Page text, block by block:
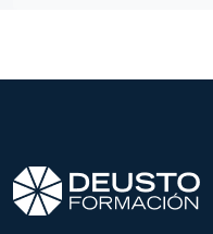
otros
correspondiente.
solicitud con las